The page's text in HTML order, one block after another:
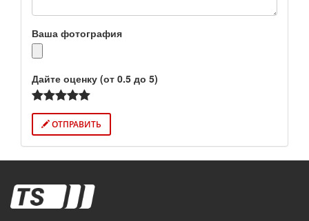
Ваша фотография
Дайте оценку (от 0.5 до 5)
ОТПРАВИТЬ